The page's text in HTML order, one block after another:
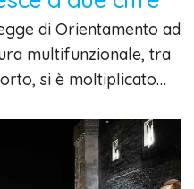
di Orientamento ad
multifunzionale, tra
si è moltiplicato…